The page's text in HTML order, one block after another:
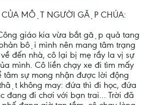
MỘT NGƯỜI GẶP CHÚA:
giáo kia vừa bắt gặp quả tang
bội mình nên mang tâm trạng
đến nhà, cô lại bị mẹ rầy la vị sự
mình. Cô liền chạy xe đi tìm mấy
tâm sự mong nhận được lời động
không may: đứa thì đi học, đứa
đang đi chơi với bạn trai… Trời đã